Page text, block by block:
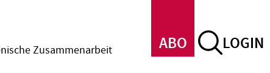
ABO LOGIN
Zusammenarbeit